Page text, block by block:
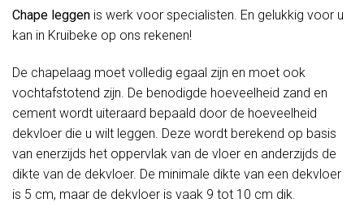
Chape leggen is werk voor specialisten. En gelukkig voor u
kan in Kruibeke op ons rekenen!
De chapelaag moet volledig egaal zijn en moet ook
vochtafstotend zijn. De benodigde hoeveelheid zand en
cement wordt uiteraard bepaald door de hoeveelheid
dekvloer die u wilt leggen. Deze wordt berekend op basis
van enerzijds het oppervlak van de vloer en anderzijds de
dikte van de dekvloer. De minimale dikte van een dekvloer
is 5 cm, maar de dekvloer is vaak 9 tot 10 cm dik.